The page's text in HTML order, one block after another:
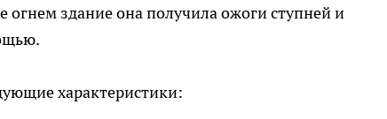
здание она получила ожоги ступней и
характеристики: